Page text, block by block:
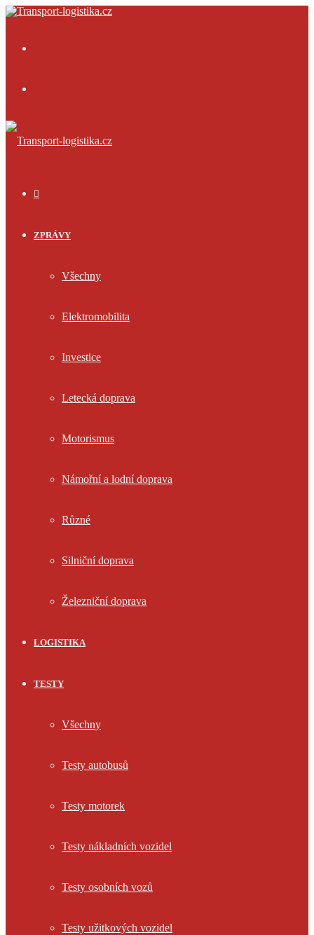
ZPRÁVY
Všechny
Elektromobilita
Investice
Letecká doprava
Motorismus
Námořní a lodní doprava
Různé
Silniční doprava
Železniční doprava
LOGISTIKA
TESTY
Všechny
Testy autobusů
Testy motorek
Testy nákladních vozidel
Testy osobních vozů
Testy užitkových vozidel